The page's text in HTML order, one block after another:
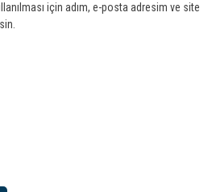
için adım, e-posta adresim ve site